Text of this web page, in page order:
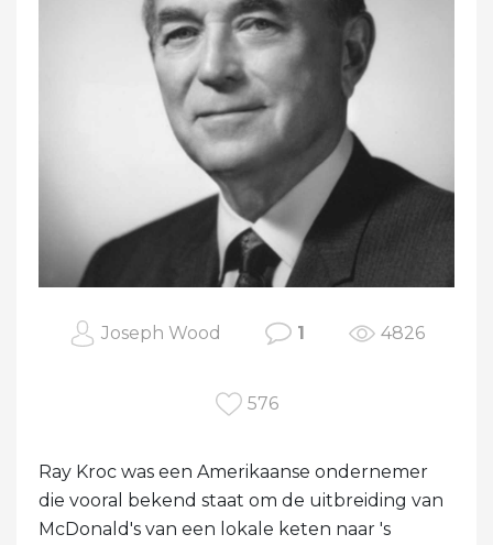
Joseph Wood 1 4826
576
Ray Kroc was een Amerikaanse ondernemer
die vooral bekend staat om de uitbreiding van
McDonald's van een lokale keten naar 's